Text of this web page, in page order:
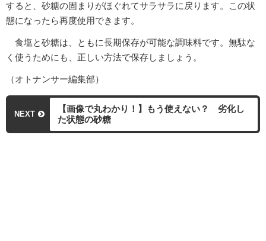
すると、砂糖の固まりがほぐれてサラサラに戻ります。この状
態になったら再度使用できます。
食塩と砂糖は、ともに長期保存が可能な調味料です。無駄な
く使うためにも、正しい方法で保存しましょう。
（オトナンサー編集部）
NEXT
【画像で丸わかり！】もう使えない？ 劣化し
た状態の砂糖